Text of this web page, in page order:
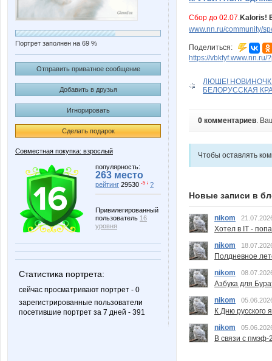
Портрет заполнен на 69 %
Отправить приватное сообщение
Добавить в друзья
Игнорировать
Сделать подарок
Совместная покупка: взрослый
популярность:
263 место
рейтинг 29530 -5 ↓ ?
Привилегированный
пользователь 16
уровня
Статистика портрета:
сейчас просматривают портрет - 0
зарегистрированные пользователи
посетившие портрет за 7 дней - 391
Сбор до 02.07.Kaloris!
www.nn.ru/community/
Поделиться:
https://vbkfyf.www.nn.ru/
ЛЮШЕ!
БЕЛОРУССКАЯ
0 комментариев.
Чтобы оставлять
Новые записи в
nikom
Хотел в IT -
nikom
Полдневное
nikom
Азбука для
nikom
К Дню русского
nikom
В связи с пмэф-